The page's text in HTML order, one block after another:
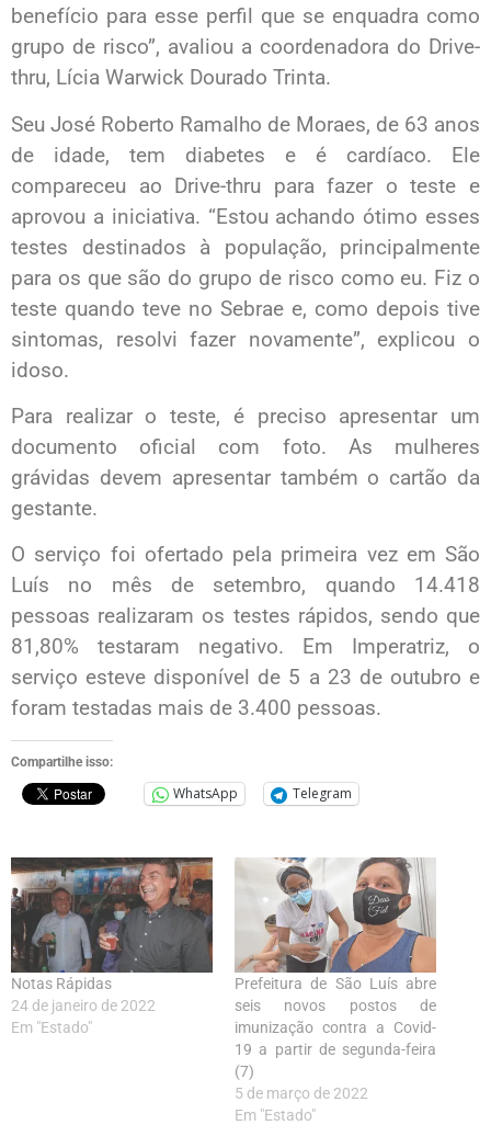
benefício para esse perfil que se enquadra como
grupo de risco”, avaliou a coordenadora do Drive-
thru, Lícia Warwick Dourado Trinta.
Seu José Roberto Ramalho de Moraes, de 63 anos
de idade, tem diabetes e é cardíaco. Ele
compareceu ao Drive-thru para fazer o teste e
aprovou a iniciativa. “Estou achando ótimo esses
testes destinados à população, principalmente
para os que são do grupo de risco como eu. Fiz o
teste quando teve no Sebrae e, como depois tive
sintomas, resolvi fazer novamente”, explicou o
idoso.
Para realizar o teste, é preciso apresentar um
documento oficial com foto. As mulheres
grávidas devem apresentar também o cartão da
gestante.
O serviço foi ofertado pela primeira vez em São
Luís no mês de setembro, quando 14.418
pessoas realizaram os testes rápidos, sendo que
81,80% testaram negativo. Em Imperatriz, o
serviço esteve disponível de 5 a 23 de outubro e
foram testadas mais de 3.400 pessoas.
Compartilhe isso:
WhatsApp Telegram
Notas Rápidas
24 de janeiro de 2022
Em "Estado"
Prefeitura de São Luís abre
seis novos postos de
imunização contra a Covid-
19 a partir de segunda-feira
(7)
5 de março de 2022
Em "Estado"